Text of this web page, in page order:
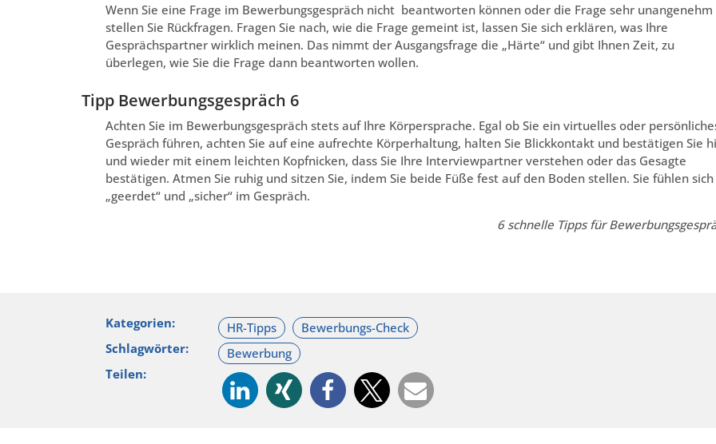
Wenn Sie eine Frage im Bewerbungsgespräch nicht beantworten können oder die Frage sehr unangenehm
stellen Sie Rückfragen. Fragen Sie nach, wie die Frage gemeint ist, lassen Sie sich erklären, was Ihre
Gesprächspartner wirklich meinen. Das nimmt der Ausgangsfrage die „Härte“ und gibt Ihnen Zeit, zu
überlegen, wie Sie die Frage dann beantworten wollen.
Tipp Bewerbungsgespräch 6
Achten Sie im Bewerbungsgespräch stets auf Ihre Körpersprache. Egal ob Sie ein virtuelles oder
Gespräch führen, achten Sie auf eine aufrechte Körperhaltung, halten Sie Blickkontakt und bestätigen Sie
und wieder mit einem leichten Kopfnicken, dass Sie Ihre Interviewpartner verstehen oder das Gesagte
bestätigen. Atmen Sie ruhig und sitzen Sie, indem Sie beide Füße fest auf den Boden stellen. Sie fühlen sich
„geerdet“ und „sicher“ im Gespräch.
6 schnelle Tipps für
Kategorien:
Schlagwörter:
Teilen: